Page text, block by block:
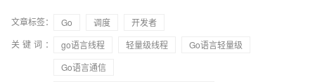
文章标签： Go 调度
开发者
关键词：
go语言线程 轻量级线程
Go语言轻量级
Go语言通信